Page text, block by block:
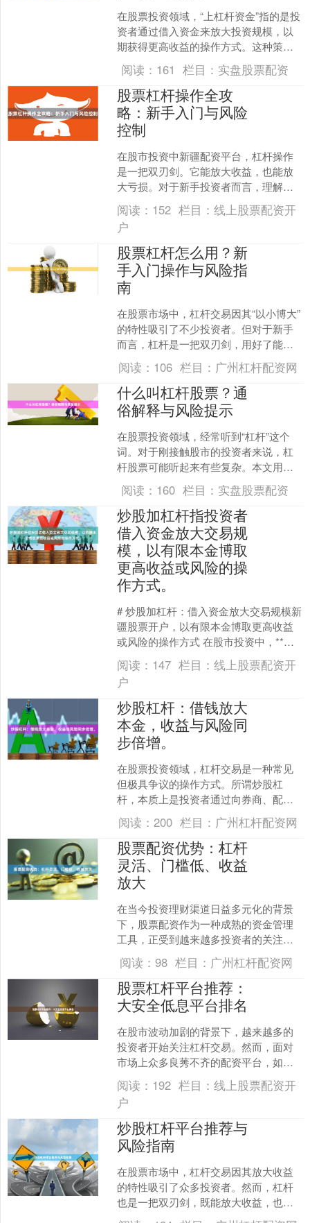
在股票投资领域，“上杠杆资金”指的是投
资者通过借入资金来放大投资规模，以
期获得更高收益的操作方式。这种策略
在牛市中备受追捧，但同时也伴随着巨
大的风险。本文将从杠....
阅读： 161 栏目： 实盘股票配资
股票杠杆操作全攻
略：新手入门与风险
控制
在股市投资中新疆配资平台，杠杆操作
是一把双刃剑。它能放大收益，也能放
大亏损。对于新手投资者而言，理解杠
杆原理、掌握操作方法、做好风险控
制，是进入这一领域前必须完....
阅读： 152 栏目：线上股票配资开
户
股票杠杆怎么用？新
手入门操作与风险指
南
在股票市场中，杠杆交易因其“以小博大”
的特性吸引了不少投资者。但对于新手
而言，杠杆是一把双刃剑，用好了能放
大收益线上股票配资开户，用不好则可
能加速亏损。本文将详....
阅读： 106 栏目： 广州杠杆配资网
什么叫杠杆股票？通
俗解释与风险提示
在股票投资领域，经常听到“杠杆”这个
词。对于刚接触股市的投资者来说，杠
杆股票可能听起来有些复杂。本文用通
俗易懂的方式解释什么叫杠杆股票，并
重点提示其中的风险，帮....
阅读： 160 栏目： 实盘股票配资
炒股加杠杆指投资者
借入资金放大交易规
模，以有限本金博取
更高收益或风险的操
作方式。
# 炒股加杠杆：借入资金放大交易规模新
疆股票开户，以有限本金博取更高收益
或风险的操作方式 在股市投资中，**炒
股加杠杆指投资者借入资金放大交易规
模新疆股票开户，....
阅读： 147 栏目：线上股票配资开
户
炒股杠杆：借钱放大
本金，收益与风险同
步倍增。
在股票投资领域，杠杆交易是一种常见
但极具争议的操作方式。所谓炒股杠
杆，本质上是投资者通过向券商、配资
公司或金融机构借入资金，将自有本金
放大数倍进行股票买卖的行为....
阅读： 200 栏目： 广州杠杆配资网
股票配资优势：杠杆
灵活、门槛低、收益
放大
在当今投资理财渠道日益多元化的背景
下，股票配资作为一种成熟的资金管理
工具，正受到越来越多投资者的关注。
所谓股票配资，是指投资者在自有资金
基础上新疆股票配资，通过....
阅读： 98 栏目： 广州杠杆配资网
股票杠杆平台推荐：
大安全低息平台排名
在股市波动加剧的背景下，越来越多的
投资者开始关注杠杆交易。然而，面对
市场上众多良莠不齐的配资平台，如何
选择一家既安全可靠又低息的平台新疆
炒股配资公司，成为投资者....
阅读： 192 栏目：线上股票配资开
户
炒股杠杆平台推荐与
风险指南
在股票市场中，杠杆交易因其放大收益
的特性吸引了众多投资者。然而，杠杆
也是一把双刃剑，既能放大收益，也能
加剧亏损。本文将为您推荐几类主流杠